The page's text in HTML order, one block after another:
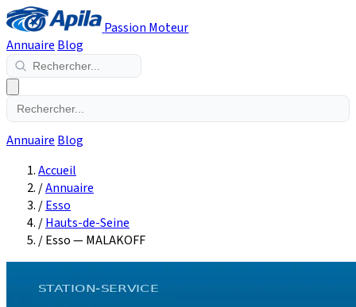
Passion Moteur
Annuaire Blog
Annuaire Blog
Accueil
/Annuaire
/Esso
/Hauts-de-Seine
/Esso — MALAKOFF